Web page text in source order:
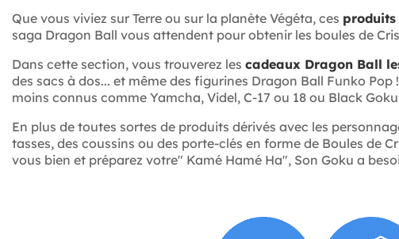
Que vous viviez sur Terre ou sur la planète Végéta, ces produits
saga Dragon Ball vous attendent pour obtenir les boules de
Dans cette section, vous trouverez les cadeaux Dragon Ball
des sacs à dos... et même des figurines Dragon Ball Funko
moins connus comme Yamcha, Videl, C-17 ou 18 ou Black
En plus de toutes sortes de produits dérivés avec les
tasses, des coussins ou des porte-clés en forme de Boules de
vous bien et préparez votre" Kamé Hamé Ha", Son Goku a